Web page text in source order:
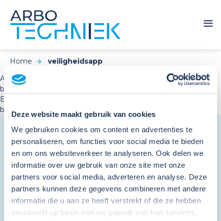
Deze website maakt gebruik van cookies
We gebruiken cookies om content en advertenties te
personaliseren, om functies voor social media te bieden
en om ons websiteverkeer te analyseren. Ook delen we
informatie over uw gebruik van onze site met onze
partners voor social media, adverteren en analyse. Deze
partners kunnen deze gegevens combineren met andere
informatie die u aan ze heeft verstrekt of die ze hebben
verzameld op basis van uw gebruik van hun services.
Home
veiligheidsapp
Aanvullende opleiding Veilig Werken met di-isocyanaten nu
beschikbaar als e-learning!
E-learning voor Veilig Werken met di-isocyanaten nu
beschikbaar!
Schrijf je in en ontvang de
nieuwsbrief
"*" geeft vereiste velden aan